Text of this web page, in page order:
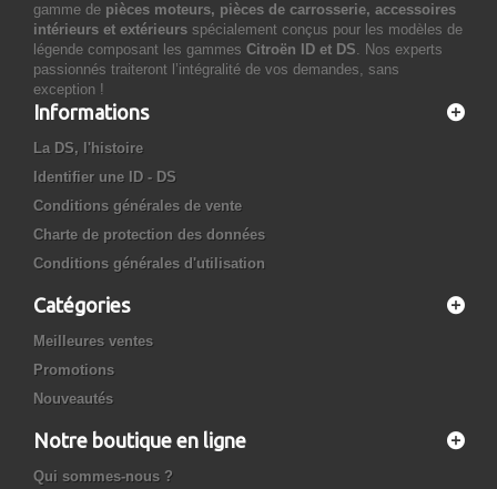
gamme de pièces moteurs, pièces de carrosserie, accessoires
intérieurs et extérieurs spécialement conçus pour les modèles de
légende composant les gammes Citroën ID et DS. Nos experts
passionnés traiteront l’intégralité de vos demandes, sans
exception !
Informations
La DS, l'histoire
Identifier une ID - DS
Conditions générales de vente
Charte de protection des données
Conditions générales d'utilisation
Catégories
Meilleures ventes
Promotions
Nouveautés
Notre boutique en ligne
Qui sommes-nous ?